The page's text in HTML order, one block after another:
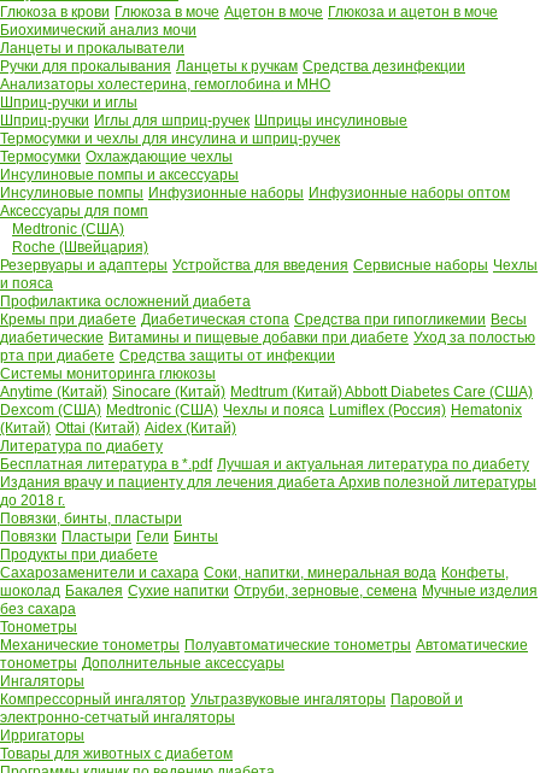
Глюкоза в крови Глюкоза в моче Ацетон в моче Глюкоза и ацетон в моче
Биохимический анализ мочи
Ланцеты и прокалыватели
Ручки для прокалывания Ланцеты к ручкам Средства дезинфекции
Анализаторы холестерина, гемоглобина и МНО
Шприц-ручки и иглы
Шприц-ручки Иглы для шприц-ручек Шприцы инсулиновые
Термосумки и чехлы для инсулина и шприц-ручек
Термосумки Охлаждающие чехлы
Инсулиновые помпы и аксессуары
Инсулиновые помпы Инфузионные наборы Инфузионные наборы оптом
Аксессуары для помп
Medtronic (США)
Roche (Швейцария)
Резервуары и адаптеры Устройства для введения Сервисные наборы Чехлы
и пояса
Профилактика осложнений диабета
Кремы при диабете Диабетическая стопа Средства при гипогликемии Весы
диабетические Витамины и пищевые добавки при диабете Уход за полостью
рта при диабете Средства защиты от инфекции
Системы мониторинга глюкозы
Anytime (Китай) Sinocare (Китай) Medtrum (Китай)Abbott Diabetes Care (США)
Dexcom (США) Medtronic (США) Чехлы и пояса Lumiflex (Россия) Hematonix
(Китай) Ottai (Китай) Aidex (Китай)
Литература по диабету
Бесплатная литература в *.pdf Лучшая и актуальная литература по диабету
Издания врачу и пациенту для лечения диабета Архив полезной литературы
до 2018 г.
Повязки, бинты, пластыри
Повязки Пластыри Гели Бинты
Продукты при диабете
Сахарозаменители и сахара Соки, напитки, минеральная вода Конфеты,
шоколад Бакалея Сухие напитки Отруби, зерновые, семена Мучные изделия
без сахара
Тонометры
Механические тонометры Полуавтоматические тонометры Автоматические
тонометры Дополнительные аксессуары
Ингаляторы
Компрессорный ингалятор Ультразвуковые ингаляторы Паровой и
электронно-сетчатый ингаляторы
Ирригаторы
Товары для животных с диабетом